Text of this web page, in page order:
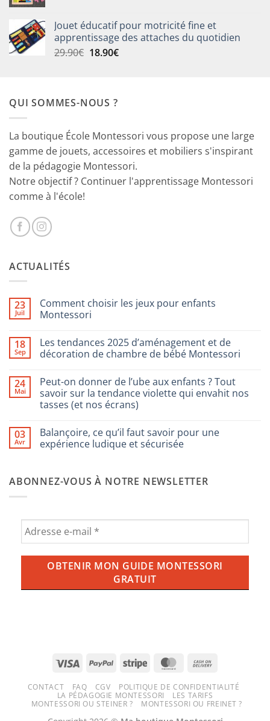
Jouet éducatif pour motricité fine et
apprentissage des attaches du quotidien
29.90€ Le
29.90€.
18.90€Le
QUI SOMMES-NOUS ?
La boutique École Montessori vous propose une large
gamme de jouets, accessoires et mobiliers s'inspirant
de la pédagogie Montessori.
Notre objectif ? Continuer l'apprentissage Montessori
comme à l'école!
ACTUALITÉS
23
Juil
Comment choisir les jeux pour enfants
Montessori
sur
Comment
choisir
pour
enfants
Montessori
18
Sep
Les tendances 2025 d’aménagement et de
décoration de chambre de bébé Montessori
sur
Les
tendances
2025
de
décoration
de
chambre
Montessori
24
Mai
Peut-on donner de l’ube aux enfants ? Tout
savoir sur la tendance violette qui envahit nos
tasses (et nos écrans)
sur
Peut-
on
aux
enfants
sur
tendance
violette
envahit
nos
nos
03
Avr
Balançoire, ce qu’il faut savoir pour une
expérience ludique et sécurisée
Balançoire,
ce
pour
expérience
ludique
sécurisée
ABONNEZ-VOUS À NOTRE NEWSLETTER
Visa PayPal Stripe MasterCard
Delivery
CONTACT FAQ CGV
POLITIQUE DE CONFIDENTIALITÉ
LA PÉDAGOGIE MONTESSORI
LES TARIFS
MONTESSORI OU STEINER ?
MONTESSORI OU FREINET ?